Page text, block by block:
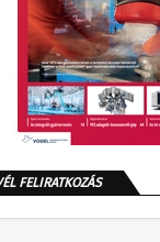
FELIRATKOZÁS